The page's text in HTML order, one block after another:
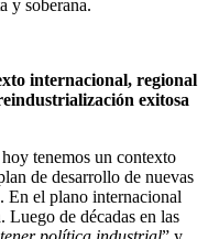
y soberana.
internacional, regional
exitosa
tenemos un contexto
de desarrollo de nuevas
En el plano internacional
Luego de décadas en las